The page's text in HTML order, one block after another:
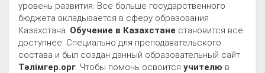
уровень развития. Все больше государственного
бюджета вкладывается в сферу образования
Казахстана. Обучение в Казахстане становится все
доступнее. Специально для преподавательского
состава и был создан данный образовательный сайт
Тәлімгер.орг. Чтобы помочь освоится учителю в